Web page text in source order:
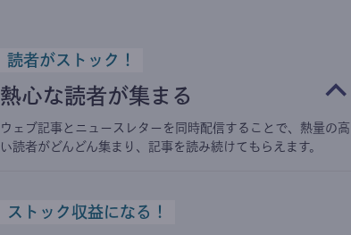
読者がストック！
熱心な読者が集まる
ウェブ記事とニュースレターを同時配信することで、熱量の高
い読者がどんどん集まり、記事を読み続けてもらえます。
ストック収益になる！